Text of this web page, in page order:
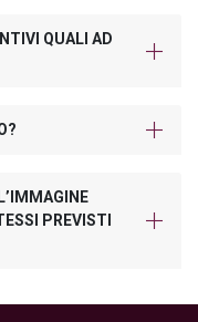
QUALI AD
PREVISTI